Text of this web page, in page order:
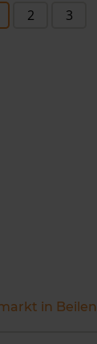
2 3
in Beilen